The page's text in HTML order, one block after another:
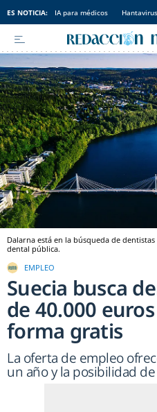
ES NOTICIA: IA para médicos Hantavirus
Dalarna está en la búsqueda de
dental pública.
EMPLEO
Suecia busca
de 40.000
forma gratis
La oferta de empleo
un año y la posibilidad